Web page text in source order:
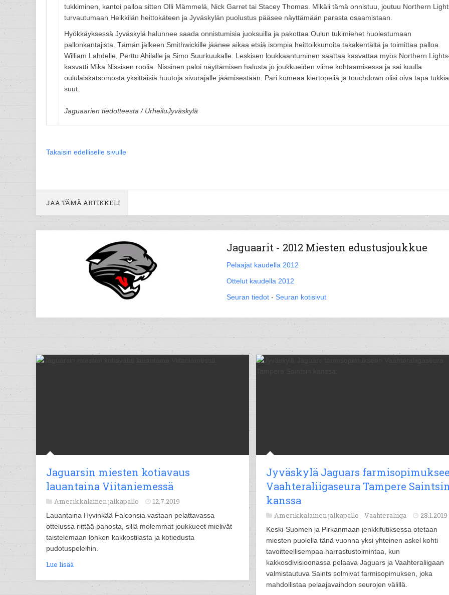
tukkiminen, kantoi palloa sitten Olli Mämmelä, Nick Garret tai Stacey Thomas. Mikäli tämä onnistuu, joutuu Northern
turvautumaan Heikkilän heittokäteen ja Jyväskylän puolustus pääsee näyttämään parasta osaamistaan.
Hyökkäyksessä Jyväskylä halunnee saada onnistumisia juoksuilla ja pakottaa Oulun tukimiehet huolestumaan
pallonkantajista. Tämän jälkeen Smithwickille jäänee aikaa etsiä isompia heittoikkunoita takakentältä ja toimittaa palloa
William Lahdelle, Perttu Ahilalle ja Simo Suurkuukalle. Leskisen loukkaantuminen saattaa kasvattaa myös Northern
kasvatti Mika Nissisen roolia. Nissinen paloi näyttämisen halusta jo joukkueiden viime kohtaamisessa ja sai kuulla
oululaiskatsomosta yksittäisiä huutoja sivurajalle jäämisestään. Pari komeaa kiertopeliä ja touchdown olisi oiva tapa tukkia
suut.
Jaguaarien tiedotteesta / UrheiluJyväskylä
Takaisin edelliselle sivulle
JAA TÄMÄ ARTIKKELI
Jaguaarit - 2012 Miesten edustusjoukkue
Pelaajat kaudella 2012
Ottelut kaudella 2012
Seuran tiedot - Seuran kotisivut
Jaguarsin miesten kotiavaus
lauantaina Viitaniemessä
Amerikkalainen jalkapallo 12.7.2019
Lauantaina Hyvinkää Falconsia vastaan pelattavassa
ottelussa riittää panosta, sillä molemmat joukkueet mielivät
taistelemaan lohkon kakkostilasta ja kotiedusta
pudotuspeleihin.
Lue lisää
Jyväskylä Jaguars
Vaahteraliigaseura Tampere
kanssa
Amerikkalainen jalkapallo - Vaahteraliiga 28.1.2019
Keski-Suomen ja Pirkanmaan jenkkifutiksessa otetaan
miesten puolella tänä vuonna yksi yhteinen askel kohti
tavoitteellisempaa harrastustoimintaa, kun
kakkosdivisioonassa pelaava Jaguars ja Vaahteraliigaan
valmistautuva Saints solmivat farmisopimuksen, joka
mahdollistaa pelaajavaihdon seurojen välillä.